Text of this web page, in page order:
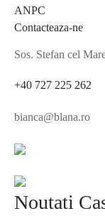
ANPC
Contacteaza-ne
Sos. Stefan cel
+40 727 225 262
bianca@blana.ro
Noutati